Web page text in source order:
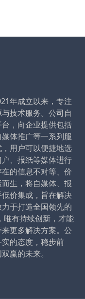
年成立以来，专注
技术服务。公司自
，向企业提供包括
体推广等一系列服
用户可以便捷地选
、报纸等媒体进行
的信息不对等、价
生，将自媒体、报
价集成，旨在解决
于打造全国领先的
唯有持续创新，才能
更多解决方案。公
的态度，稳步前
赢的未来。